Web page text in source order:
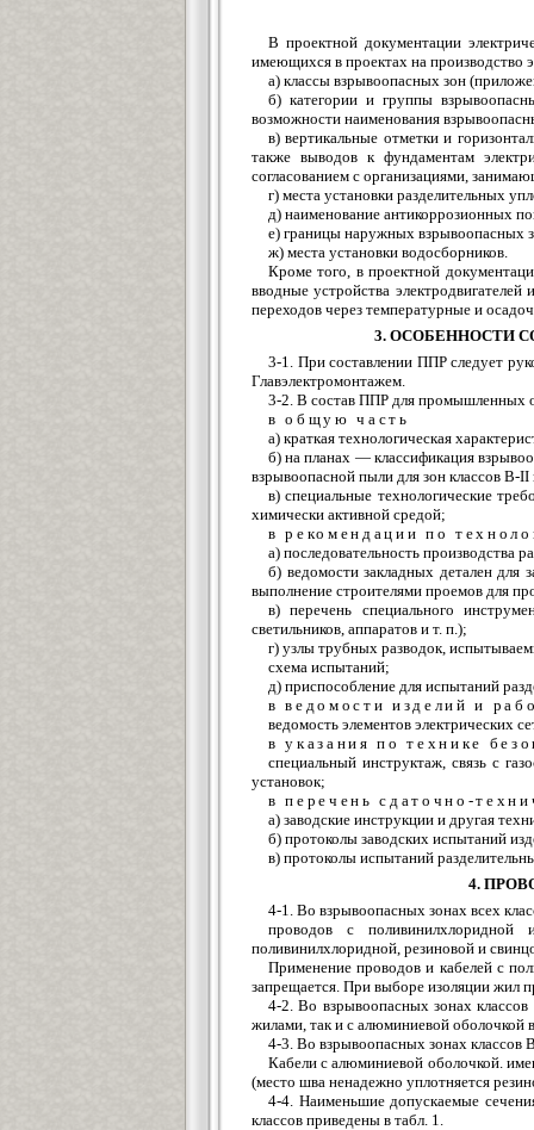
В проектной документации
имеющихся в проектах на
а) классы взрывоопасных зон
б) категории и группы
возможности наименования
в) вертикальные отметки и
также выводов к фундаментам
согласованием с организациями,
г) места установки разделительных
д) наименование антикоррозионных
е) границы наружных взрывоопасных
ж) места установки водосборников.
Кроме того, в проектной
вводные устройства
переходов через температурные и
3. ОСОБЕННОСТИ
3-1. При составлении ППР следует
Главэлектромонтажем.
3-2. В состав ППР для промышленных
в общую часть
а) краткая технологическая
б) на планах — классификация
взрывоопасной пыли для зон классов В-
в) специальные технологические
химически активной средой;
в рекомендации по
а) последовательность производства
б) ведомости закладных детален для
выполнение строителями проемов для
в) перечень специального
светильников, аппаратов и т. п.);
г) узлы трубных разводок,
схема испытаний;
д) приспособление для испытаний
в ведомости изделий и
ведомость элементов электрических
в указания по технике
специальный инструктаж, связь с
установок;
в перечень сдаточно-
а) заводские инструкции и другая
б) протоколы заводских испытаний
в) протоколы испытаний
4.
4-1. Во взрывоопасных зонах всех
проводов с
поливинилхлоридной, резиновой и
Применение проводов и кабелей с
запрещается. При выборе изоляции жил
4-2. Во взрывоопасных зонах
жилами, так и с алюминиевой оболочкой
4-3. Во взрывоопасных зонах
Кабели с алюминиевой оболочкой.
(место шва ненадежно уплотняется
4-4. Наименьшие допускаемые
классов приведены в табл. 1.